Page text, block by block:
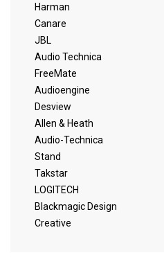
Harman
Canare
JBL
Audio Technica
FreeMate
Audioengine
Desview
Allen & Heath
Audio-Technica
Stand
Takstar
LOGITECH
Blackmagic Design
Creative